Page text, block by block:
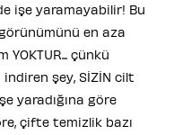
işe yaramayabilir! Bu
en aza
çünkü
şey, SİZİN cilt
yaradığına göre
çifte temizlik bazı